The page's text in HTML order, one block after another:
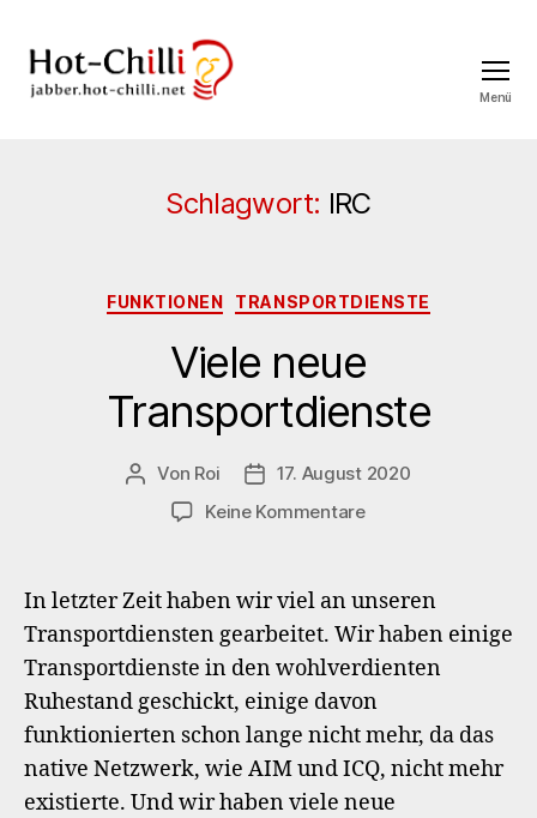
Menü
Schlagwort: IRC
Kategorien
FUNKTIONEN TRANSPORTDIENSTE
Viele neue
Transportdienste
Beitragsautor
Von Roi Veröffentlichungsdatum
17. August 2020
Keine Kommentarezu
In letzter Zeit haben wir viel an unseren
Transportdiensten gearbeitet. Wir haben einige
Transportdienste in den wohlverdienten
Ruhestand geschickt, einige davon
funktionierten schon lange nicht mehr, da das
native Netzwerk, wie AIM und ICQ, nicht mehr
existierte. Und wir haben viele neue